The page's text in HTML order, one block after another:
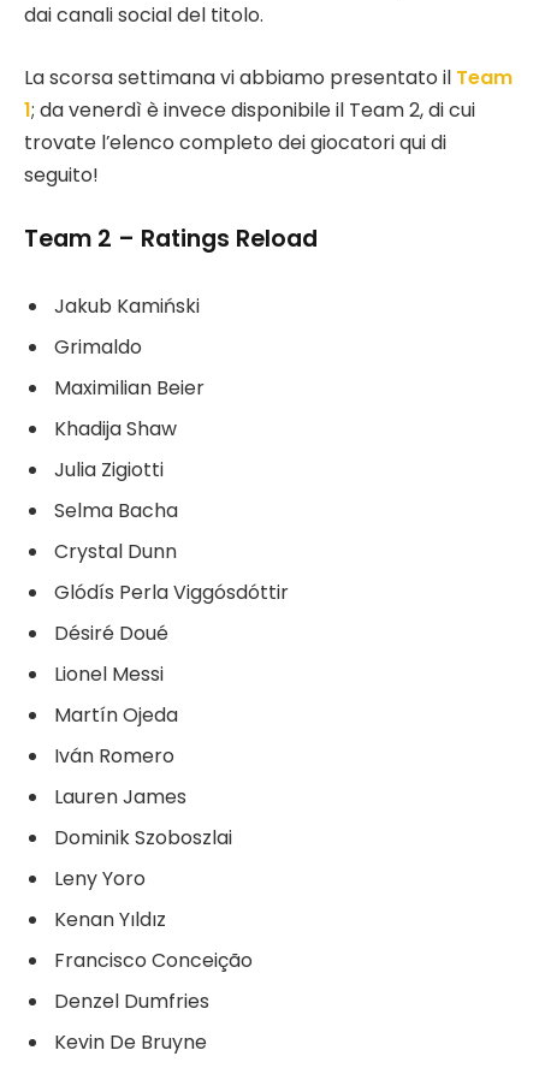
dai canali social del titolo.
La scorsa settimana vi abbiamo presentato il Team
1; da venerdì è invece disponibile il Team 2, di cui
trovate l’elenco completo dei giocatori qui di
seguito!
Team 2 – Ratings Reload
Jakub Kamiński
Grimaldo
Maximilian Beier
Khadija Shaw
Julia Zigiotti
Selma Bacha
Crystal Dunn
Glódís Perla Viggósdóttir
Désiré Doué
Lionel Messi
Martín Ojeda
Iván Romero
Lauren James
Dominik Szoboszlai
Leny Yoro
Kenan Yıldız
Francisco Conceição
Denzel Dumfries
Kevin De Bruyne